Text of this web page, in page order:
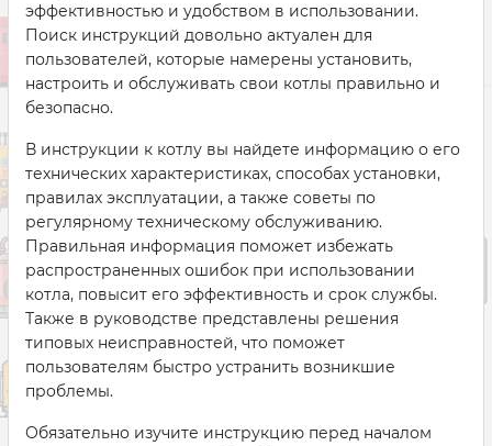
эффективностью и удобством в использовании.
Поиск инструкций довольно актуален для
пользователей, которые намерены установить,
настроить и обслуживать свои котлы правильно и
безопасно.
В инструкции к котлу вы найдете информацию о его
технических характеристиках, способах установки,
правилах эксплуатации, а также советы по
регулярному техническому обслуживанию.
Правильная информация поможет избежать
распространенных ошибок при использовании
котла, повысит его эффективность и срок службы.
Также в руководстве представлены решения
типовых неисправностей, что поможет
пользователям быстро устранить возникшие
проблемы.
Обязательно изучите инструкцию перед началом